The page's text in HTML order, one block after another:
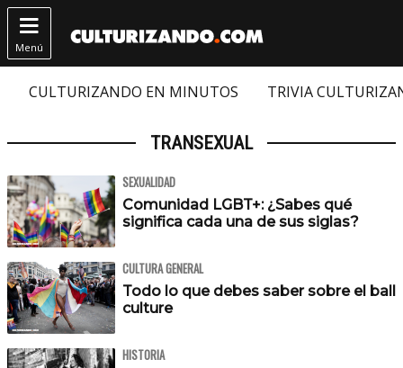

Menú
CULTURIZANDO EN MINUTOS TRIVIA
TRANSEXUAL
SEXUALIDAD
Comunidad LGBT+: ¿Sabes qué
significa cada una de sus siglas?
CULTURA GENERAL
Todo lo que debes saber sobre el ball
culture
HISTORIA